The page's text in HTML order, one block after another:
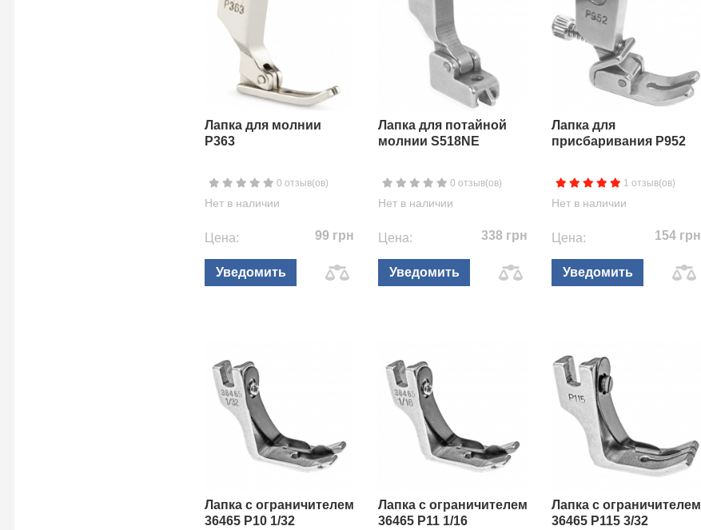
Лапка для молнии
P363
0 отзыв(ов)
Нет в наличии
Цена: 99 грн
Уведомить
Лапка для потайной
молнии S518NE
0 отзыв(ов)
Нет в наличии
Цена: 338 грн
Уведомить
Лапка для
присбаривания P952
1 отзыв(ов)
Нет в наличии
Цена: 154 грн
Уведомить
Лапка с ограничителем
36465 P10 1/32
Лапка с ограничителем
36465 P11 1/16
Лапка с ограничителем
36465 P115 3/32